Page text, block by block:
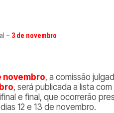
– 3 de novembro
novembro, a comissão
, será publicada a lista
e final, que ocorrerão
12 e 13 de novembro.